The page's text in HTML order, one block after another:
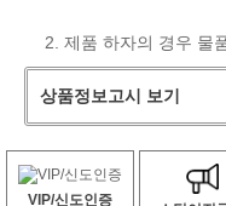
2. 제품 하자의 경우 물
상품정보고시 보기
VIP/신도인증